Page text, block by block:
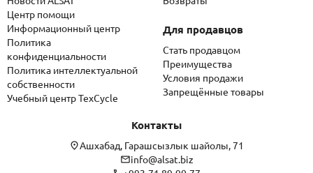
Центр помощи
Информационный центр
Политика
конфиденциальности
Политика интеллектуальной
собственности
Учебный центр TexCycle
Для продавцов
Стать продавцом
Преимущества
Условия продажи
Запрещённые товары
Контакты
Ашхабад, Гарашсызлык шайолы, 71
info@alsat.biz